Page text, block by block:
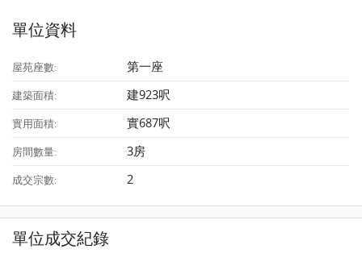
單位資料
屋苑座數: 第一座
建築面積: 建923呎
實用面積: 實687呎
房間數量: 3房
成交宗數: 2
單位成交紀錄